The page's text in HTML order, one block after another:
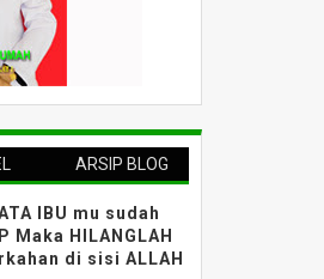
ARSIP BLOG
IBU mu sudah
Maka HILANGLAH
di sisi ALLAH